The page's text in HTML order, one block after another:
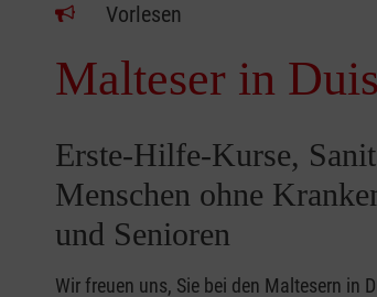
Vorlesen
Malteser in
Erste-Hilfe-Kurse,
Menschen ohne
und Senioren
Wir freuen uns, Sie bei den Maltesern in